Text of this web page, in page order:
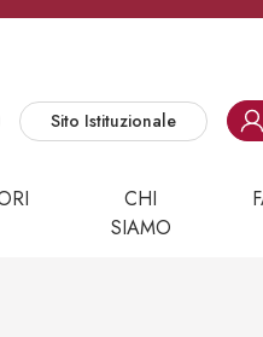
Sito Istituzionale
CHI
SIAMO